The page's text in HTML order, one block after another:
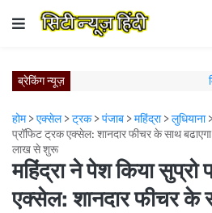
ब्रेकिंग न्यूज़
ज़्यादा स्टाइल, ज़्यादा
कैम्ब्रिज से जुड़ा पंजाब
न्युवोको विस्टास ने लुधियाना नॉर्थ
ऑल अकोर और इंडिगो
पुणे में जन्मी। प्राग में जश्न
होम >एक्सेल>ट्रक>पंजाब >महिंद्रा>लुधियाना
प्रॉफिट ट्रक एक्सेल: शानदार फीचर के साथ
लाख से शुरू
महिंद्रा ने पेश किया सुप्रो
एक्सेल: शानदार फीचर के